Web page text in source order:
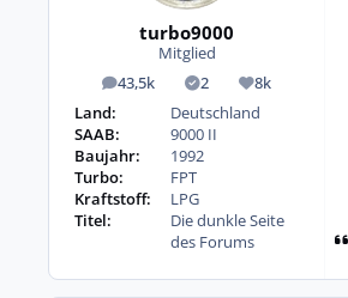
turbo9000
Mitglied
43,5k
Beiträge 2
Lösungen
8k
Reputation
Land:
Deutschland
SAAB:
9000 II
Baujahr:
1992
Turbo:
FPT
Kraftstoff:
LPG
Titel:
Die dunkle Seite
des Forums